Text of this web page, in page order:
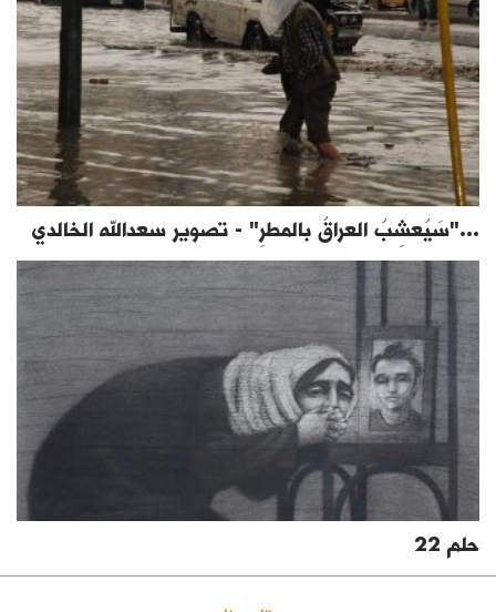
..."سَيُعشِبُ العراقُ بالمطرِ" - تصوير سعدالله الخالدي
حلم 22